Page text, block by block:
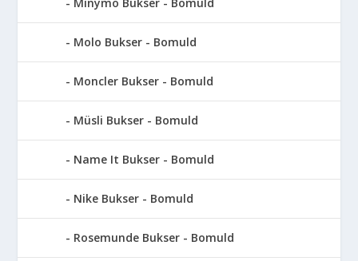
Molo Bukser - Bomuld
Moncler Bukser - Bomuld
Müsli Bukser - Bomuld
Name It Bukser - Bomuld
Nike Bukser - Bomuld
Rosemunde Bukser - Bomuld